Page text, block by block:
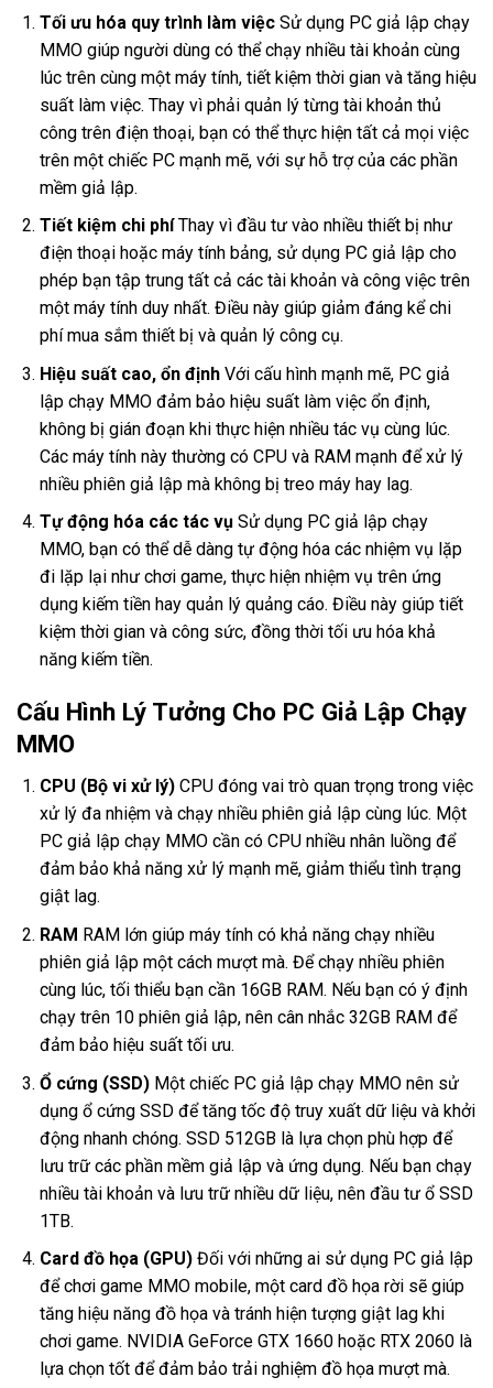
Tối ưu hóa quy trình làm việcSử dụng PC giả lập chạy
MMO giúp người dùng có thể chạy nhiều tài khoản cùng
lúc trên cùng một máy tính, tiết kiệm thời gian và tăng hiệu
suất làm việc. Thay vì phải quản lý từng tài khoản thủ
công trên điện thoại, bạn có thể thực hiện tất cả mọi việc
trên một chiếc PC mạnh mẽ, với sự hỗ trợ của các phần
mềm giả lập.
Tiết kiệm chi phíThay vì đầu tư vào nhiều thiết bị như
điện thoại hoặc máy tính bảng, sử dụng PC giả lập cho
phép bạn tập trung tất cả các tài khoản và công việc trên
một máy tính duy nhất. Điều này giúp giảm đáng kể chi
phí mua sắm thiết bị và quản lý công cụ.
Hiệu suất cao, ổn địnhVới cấu hình mạnh mẽ, PC giả
lập chạy MMO đảm bảo hiệu suất làm việc ổn định,
không bị gián đoạn khi thực hiện nhiều tác vụ cùng lúc.
Các máy tính này thường có CPU và RAM mạnh để xử lý
nhiều phiên giả lập mà không bị treo máy hay lag.
Tự động hóa các tác vụSử dụng PC giả lập chạy
MMO, bạn có thể dễ dàng tự động hóa các nhiệm vụ lặp
đi lặp lại như chơi game, thực hiện nhiệm vụ trên ứng
dụng kiếm tiền hay quản lý quảng cáo. Điều này giúp tiết
kiệm thời gian và công sức, đồng thời tối ưu hóa khả
năng kiếm tiền.
Cấu Hình Lý Tưởng Cho PC Giả Lập Chạy
MMO
CPU (Bộ vi xử lý)CPU đóng vai trò quan trọng trong việc
xử lý đa nhiệm và chạy nhiều phiên giả lập cùng lúc. Một
PC giả lập chạy MMO cần có CPU nhiều nhân luồng để
đảm bảo khả năng xử lý mạnh mẽ, giảm thiểu tình trạng
giật lag.
RAM RAM lớn giúp máy tính có khả năng chạy nhiều
phiên giả lập một cách mượt mà. Để chạy nhiều phiên
cùng lúc, tối thiểu bạn cần 16GB RAM. Nếu bạn có ý định
chạy trên 10 phiên giả lập, nên cân nhắc 32GB RAM để
đảm bảo hiệu suất tối ưu.
Ổ cứng (SSD)Một chiếc PC giả lập chạy MMO nên sử
dụng ổ cứng SSD để tăng tốc độ truy xuất dữ liệu và khởi
động nhanh chóng. SSD 512GB là lựa chọn phù hợp để
lưu trữ các phần mềm giả lập và ứng dụng. Nếu bạn chạy
nhiều tài khoản và lưu trữ nhiều dữ liệu, nên đầu tư ổ SSD
1TB.
Card đồ họa (GPU)Đối với những ai sử dụng PC giả lập
để chơi game MMO mobile, một card đồ họa rời sẽ giúp
tăng hiệu năng đồ họa và tránh hiện tượng giật lag khi
chơi game. NVIDIA GeForce GTX 1660 hoặc RTX 2060 là
lựa chọn tốt để đảm bảo trải nghiệm đồ họa mượt mà.